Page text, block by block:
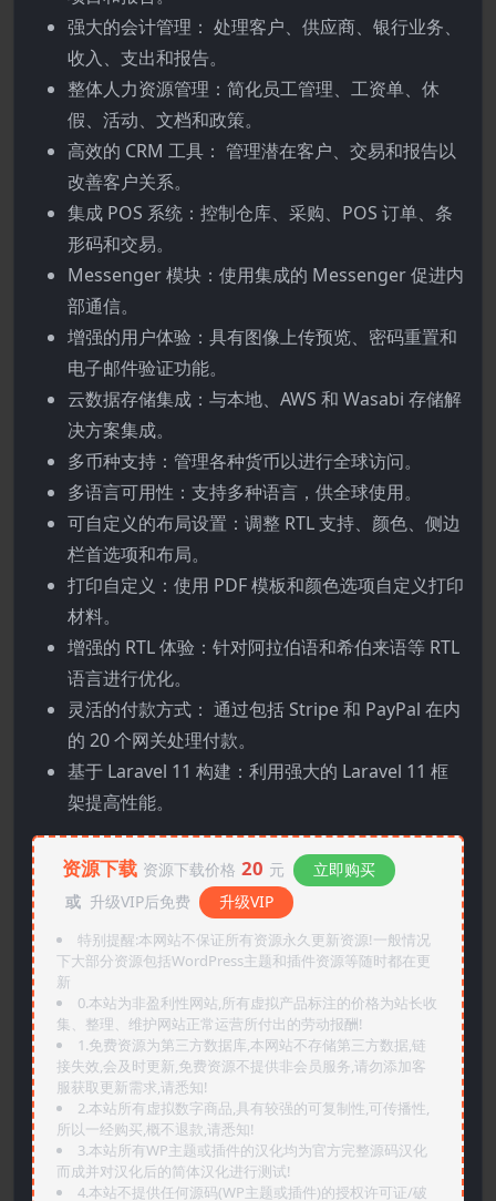
强大的会计管理： 处理客户、供应商、银行业务、
收入、支出和报告。
整体人力资源管理：简化员工管理、工资单、休
假、活动、文档和政策。
高效的 CRM 工具： 管理潜在客户、交易和报告以
改善客户关系。
集成 POS 系统：控制仓库、采购、POS 订单、条
形码和交易。
Messenger 模块：使用集成的 Messenger 促进内
部通信。
增强的用户体验：具有图像上传预览、密码重置和
电子邮件验证功能。
云数据存储集成：与本地、AWS 和 Wasabi 存储解
决方案集成。
多币种支持：管理各种货币以进行全球访问。
多语言可用性：支持多种语言，供全球使用。
可自定义的布局设置：调整 RTL 支持、颜色、侧边
栏首选项和布局。
打印自定义：使用 PDF 模板和颜色选项自定义打印
材料。
增强的 RTL 体验：针对阿拉伯语和希伯来语等 RTL
语言进行优化。
灵活的付款方式： 通过包括 Stripe 和 PayPal 在内
的 20 个网关处理付款。
基于 Laravel 11 构建：利用强大的 Laravel 11 框
架提高性能。
资源下载 资源下载价格 20 元
立即购买
或 升级VIP后免费 升级VIP
特别提醒:本网站不保证所有资源永久更新资源!一般情况
下大部分资源包括WordPress主题和插件资源等随时都在更
新
0.本站为非盈利性网站,所有虚拟产品标注的价格为站长收
集、整理、维护网站正常运营所付出的劳动报酬!
1.免费资源为第三方数据库,本网站不存储第三方数据,链
接失效,会及时更新,免费资源不提供非会员服务,请勿添加客
服获取更新需求,请悉知!
2.本站所有虚拟数字商品,具有较强的可复制性,可传播性,
所以一经购买,概不退款,请悉知!
3.本站所有WP主题或插件的汉化均为官方完整源码汉化
而成并对汉化后的简体汉化进行测试!
4.本站不提供任何源码(WP主题或插件)的授权许可证/破